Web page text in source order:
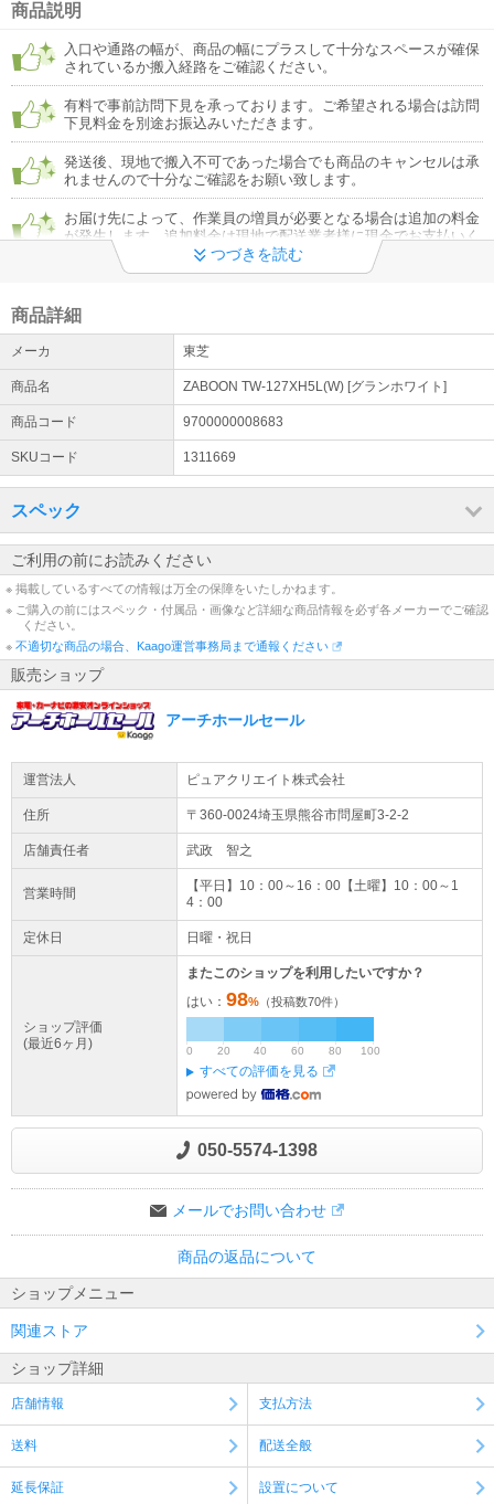
商品説明
入口や通路の幅が、商品の幅にプラスして十分なスペースが確保
されているか搬入経路をご確認ください。
有料で事前訪問下見を承っております。ご希望される場合は訪問
下見料金を別途お振込みいただきます。
発送後、現地で搬入不可であった場合でも商品のキャンセルは承
れませんので十分なご確認をお願い致します。
お届け先によって、作業員の増員が必要となる場合は追加の料金
が発生します。追加料金は現地で配送業者様に現金でお支払いく
ださい。
現地で配送業者様に現金でお支払いください。リサイクル券は当
店にてご用意します。
つづきを読む
商品詳細
メーカ 東芝
商品名 ZABOON TW-127XH5L(W) [グランホワイト]
商品コード 9700000008683
SKUコード 1311669
スペック
ご利用の前にお読みください
※ 掲載しているすべての情報は万全の保障をいたしかねます。
※ ご購入の前にはスペック・付属品・画像など詳細な商品情報を必ず各メーカーでご確認
ください。
※ 不適切な商品の場合、Kaago運営事務局まで通報ください
販売ショップ
アーチホールセール
運営法人 ピュアクリエイト株式会社
住所 〒360-0024埼玉県熊谷市問屋町3-2-2
店舗責任者 武政 智之
営業時間
【平日】10：00～16：00【土曜】10：00～1
4：00
定休日 日曜・祝日
ショップ評価
(最近6ヶ月)
またこのショップを利用したいですか？
はい： 98% （投稿数70件）
0 20 40 60 80 100
すべての評価を見る
050-5574-1398
メールでお問い合わせ
商品の返品について
ショップメニュー
関連ストア
ショップ詳細
店舗情報 支払方法
送料 配送全般
延長保証 設置について